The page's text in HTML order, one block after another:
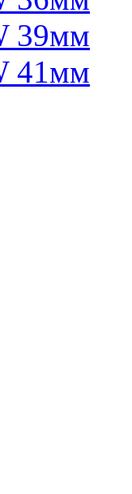
39мм
41мм